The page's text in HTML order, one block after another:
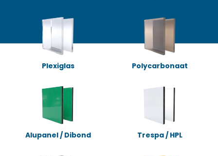
Plexiglas Polycarbonaat
Alupanel / Dibond Trespa / HPL